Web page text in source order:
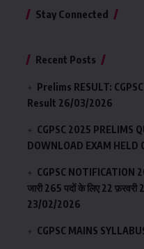
Stay Connected
Recent Posts
Prelims RESULT:
Result 26/03/2026
CGPSC 2025 PRELIMS
DOWNLOAD EXAM HELD
CGPSC NOTIFICATION
जारी 265 पदों के लिए 22 फ़रवरी
23/02/2026
CGPSC MAINS